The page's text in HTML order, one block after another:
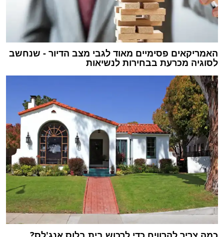
האמריקאים פסימיים מאוד לגבי מצב הדיור - שנחשב
לסוגיה מכרעת בבחירות לנשיאות